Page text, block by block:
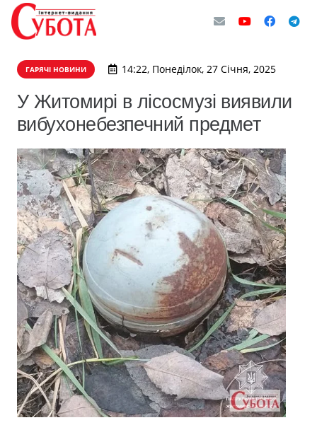
ГАРЯЧІ НОВИНИ 14:22, Понеділок, 27 Січня, 2025
У Житомирі в лісосмузі виявили
вибухонебезпечний предмет